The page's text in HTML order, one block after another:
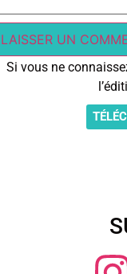
Si vous ne